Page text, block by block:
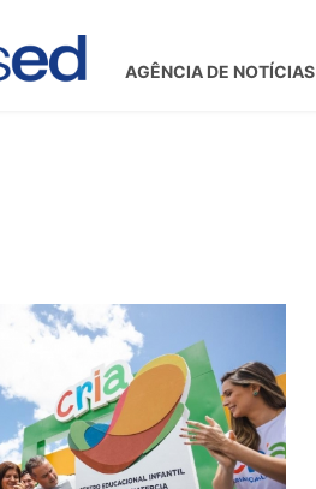
AGÊNCIA DE NOTÍCIAS